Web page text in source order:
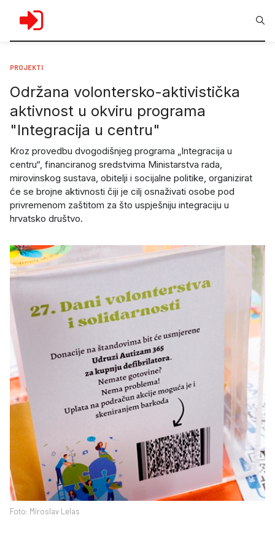
PROJEKTI
Održana volontersko-aktivistička
aktivnost u okviru programa
"Integracija u centru"
Kroz provedbu dvogodišnjeg programa „Integracija u
centru“, financiranog sredstvima Ministarstva rada,
mirovinskog sustava, obitelji i socijalne politike, organizirat
će se brojne aktivnosti čiji je cilj osnaživati osobe pod
privremenom zaštitom za što uspješniju integraciju u
hrvatsko društvo.
Foto: Miroslav Lelas